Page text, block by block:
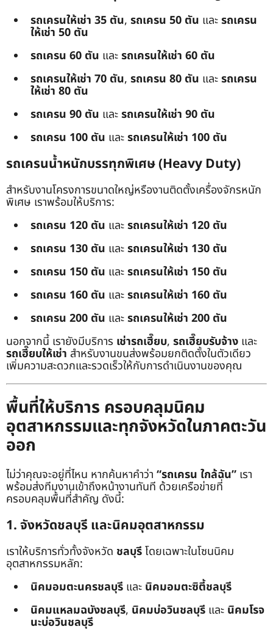
รถเครนให้เช่า 35 ตัน, รถเครน 50 ตัน และรถเครน
ให้เช่า 50 ตัน
รถเครน 60 ตัน และรถเครนให้เช่า 60 ตัน
รถเครนให้เช่า 70 ตัน, รถเครน 80 ตัน และรถเครน
ให้เช่า 80 ตัน
รถเครน 90 ตัน และรถเครนให้เช่า 90 ตัน
รถเครน 100 ตัน และรถเครนให้เช่า 100 ตัน
รถเครนน้ำหนักบรรทุกพิเศษ (Heavy Duty)
สำหรับงานโครงการขนาดใหญ่หรืองานติดตั้งเครื่องจักรหนัก
พิเศษ เราพร้อมให้บริการ:
รถเครน 120 ตัน และรถเครนให้เช่า 120 ตัน
รถเครน 130 ตัน และรถเครนให้เช่า 130 ตัน
รถเครน 150 ตัน และรถเครนให้เช่า 150 ตัน
รถเครน 160 ตัน และรถเครนให้เช่า 160 ตัน
รถเครน 200 ตัน และรถเครนให้เช่า 200 ตัน
นอกจากนี้ เรายังมีบริการ เช่ารถเฮี๊ยบ, รถเฮี๊ยบรับจ้าง และ
รถเฮี๊ยบให้เช่า สำหรับงานขนส่งพร้อมยกติดตั้งในตัวเดียว
เพิ่มความสะดวกและรวดเร็วให้กับการดำเนินงานของคุณ
พื้นที่ให้บริการ ครอบคลุมนิคม
อุตสาหกรรมและทุกจังหวัดในภาคตะวัน
ออก
ไม่ว่าคุณจะอยู่ที่ไหน หากค้นหาคำว่า “รถเครน ใกล้ฉัน” เรา
พร้อมส่งทีมงานเข้าถึงหน้างานทันที ด้วยเครือข่ายที่
ครอบคลุมพื้นที่สำคัญ ดังนี้:
1. จังหวัดชลบุรี และนิคมอุตสาหกรรม
เราให้บริการทั่วทั้งจังหวัด ชลบุรีโดยเฉพาะในโซนนิคม
อุตสาหกรรมหลัก:
นิคมอมตะนครชลบุรี และ นิคมอมตะซิตี้ชลบุรี
นิคมแหลมฉบังชลบุรี, นิคมบ่อวินชลบุรี และ นิคมโรจ
นะบ่อวินชลบุรี